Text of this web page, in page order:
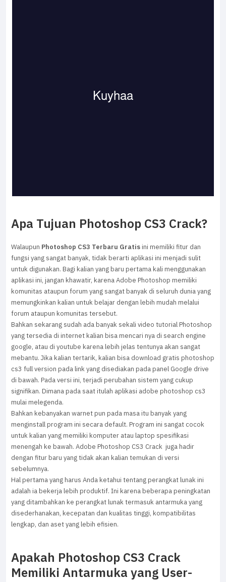
Apa Tujuan Photoshop CS3 Crack?
Walaupun Photoshop CS3 Terbaru Gratisini memiliki fitur dan
fungsi yang sangat banyak, tidak berarti aplikasi ini menjadi sulit
untuk digunakan. Bagi kalian yang baru pertama kali menggunakan
aplikasi ini, jangan khawatir, karena Adobe Photoshop memiliki
komunitas ataupun forum yang sangat banyak di seluruh dunia yang
memungkinkan kalian untuk belajar dengan lebih mudah melalui
forum ataupun komunitas tersebut.
Bahkan sekarang sudah ada banyak sekali video tutorial Photoshop
yang tersedia di internet kalian bisa mencari nya di search engine
google, atau di youtube karena lebih jelas tentunya akan sangat
mebantu. Jika kalian tertarik, kalian bisa download gratis photoshop
cs3 full version pada link yang disediakan pada panel Google drive
di bawah. Pada versi ini, terjadi perubahan sistem yang cukup
signifikan. Dimana pada saat itulah aplikasi adobe photoshop cs3
mulai melegenda.
Bahkan kebanyakan warnet pun pada masa itu banyak yang
menginstall program ini secara default. Program ini sangat cocok
untuk kalian yang memiliki komputer atau laptop spesifikasi
menengah ke bawah. Adobe Photoshop CS3 Crack juga hadir
dengan fitur baru yang tidak akan kalian temukan di versi
sebelumnya.
Hal pertama yang harus Anda ketahui tentang perangkat lunak ini
adalah ia bekerja lebih produktif. Ini karena beberapa peningkatan
yang ditambahkan ke perangkat lunak termasuk antarmuka yang
disederhanakan, kecepatan dan kualitas tinggi, kompatibilitas
lengkap, dan aset yang lebih efisien.
Apakah Photoshop CS3 Crack
Memiliki Antarmuka yang User-